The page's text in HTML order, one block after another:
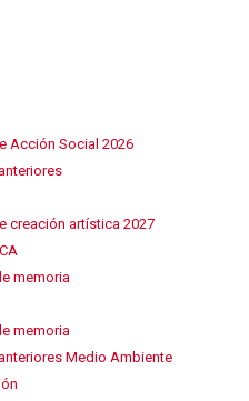
Acción Social 2026
creación artística 2027
memoria
memoria
Medio Ambiente